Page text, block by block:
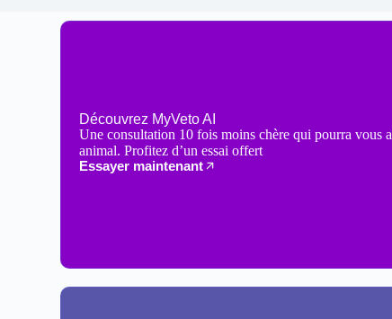
Découvrez MyVeto AI
Une consultation 10 fois moins chère qui pourra vous
animal. Profitez d’un essai offert
Essayer maintenant